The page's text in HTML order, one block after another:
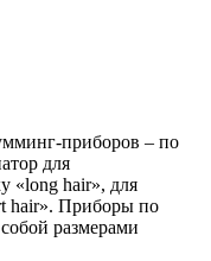
приборов – по
для
«long hair», для
hair». Приборы по
размерами